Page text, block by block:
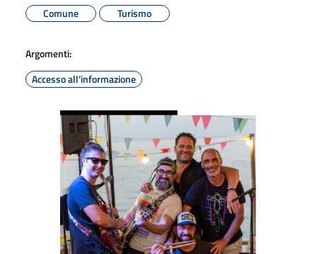
Comune
Turismo
Argomenti:
Accesso all'informazione